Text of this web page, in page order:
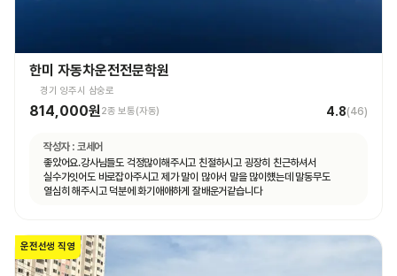
한미 자동차운전전문학원
경기 양주시 삼숭로
814,000원 2종 보통(자동) 4.8(46)
작성자 : 코세어
좋았어요.강사님들도 걱정많이해주시고 친절하시고 굉장히 친근하셔서
실수가잇어도 바로잡아주시고 제가 말이 많아서 말을 많이헀는데 말동무도
열심히 해주시고 덕분에 화기애애하게 잘배운거같습니다
운전선생 직영